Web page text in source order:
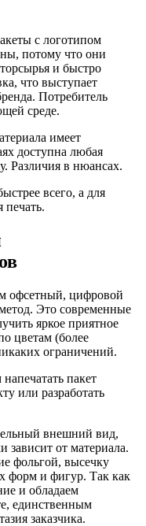
с логотипом
потому что они
и быстро
что выступает
Потребитель
среде.
имеет
доступна любая
Различия в нюансах.
всего, а для
печать.
офсетный, цифровой
Это современные
яркое приятное
цветам (более
ограничений.
пакет
или разработать
внешний вид,
зависит от материала.
фольгой, высечку
форм и фигур. Так как
и обладаем
единственным
заказчика.